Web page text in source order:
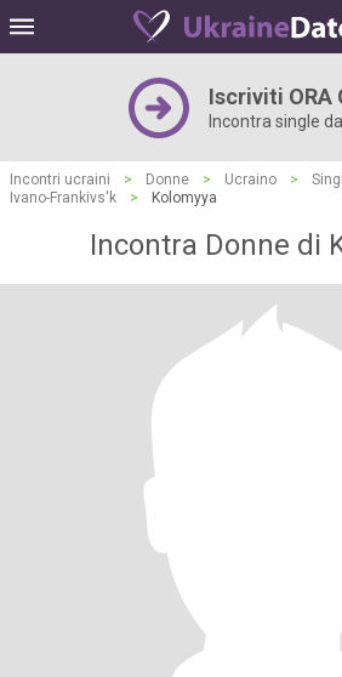
Iscriviti ORA
Incontra single
Incontri ucraini > Donne > Ucraino >
Ivano-Frankivs'k
> Kolomyya
Incontra Donne di